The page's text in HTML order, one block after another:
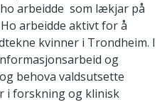
arbeidde som lækjar på
arbeidde aktivt for å
kvinner i Trondheim. I
og
behova valdsutsette
i forskning og klinisk